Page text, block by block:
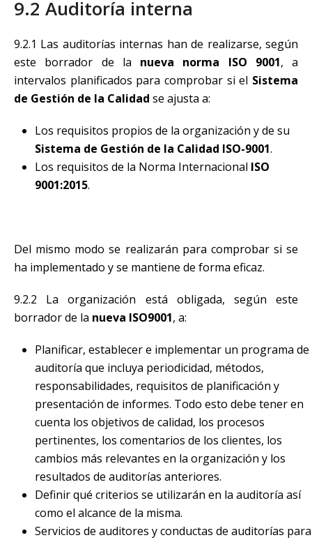
9.2 Auditoría interna
9.2.1 Las auditorías internas han de realizarse, según
este borrador de la nueva norma ISO 9001, a
intervalos planificados para comprobar si el Sistema
de Gestión de la Calidad se ajusta a:
Los requisitos propios de la organización y de su
Sistema de Gestión de la Calidad ISO-9001.
Los requisitos de la Norma Internacional ISO
9001:2015.
Del mismo modo se realizarán para comprobar si se
ha implementado y se mantiene de forma eficaz.
9.2.2 La organización está obligada, según este
borrador de la nueva ISO9001, a:
Planificar, establecer e implementar un programa de
auditoría que incluya periodicidad, métodos,
responsabilidades, requisitos de planificación y
presentación de informes. Todo esto debe tener en
cuenta los objetivos de calidad, los procesos
pertinentes, los comentarios de los clientes, los
cambios más relevantes en la organización y los
resultados de auditorías anteriores.
Definir qué criterios se utilizarán en la auditoría así
como el alcance de la misma.
Servicios de auditores y conductas de auditorías para